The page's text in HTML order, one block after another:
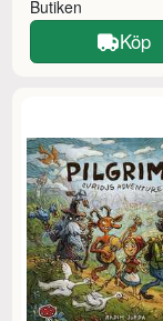
Butiken
Köp